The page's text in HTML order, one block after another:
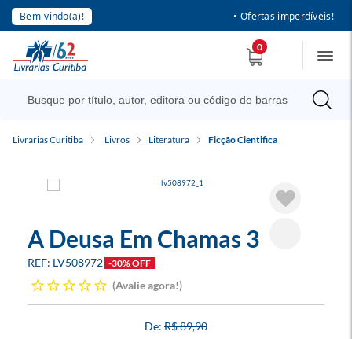
Bem-vindo(a)! • Ofertas imperdíveis!
0
Livrarias Curitiba Livros Literatura Ficção Cientifica
A Deusa Em Chamas 3
LV508972 -30% OFF
Avalie agora!
R$ 89,90